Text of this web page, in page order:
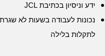
ידע וניסיון בכתיבת JCL
נכונות לעבודה בשעות לא
לתקלות בלילה